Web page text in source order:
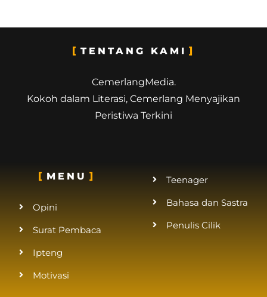
TENTANG KAMI
CemerlangMedia.
Kokoh dalam Literasi, Cemerlang Menyajikan
Peristiwa Terkini
MENU
Opini
Surat Pembaca
Ipteng
Motivasi
Teenager
Bahasa dan Sastra
Penulis Cilik